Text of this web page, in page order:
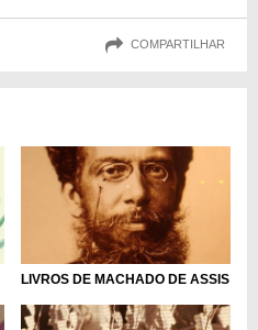
COMPARTILHAR
LIVROS DE MACHADO DE ASSIS